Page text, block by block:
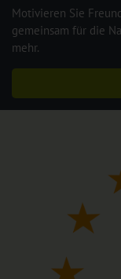
Motivieren Sie
gemeinsam für die
mehr.